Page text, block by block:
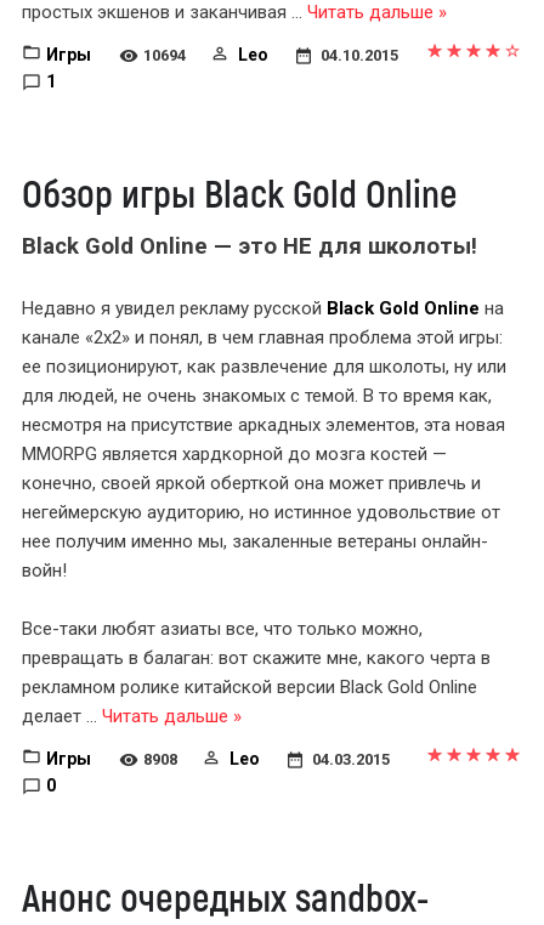
простых экшенов и заканчивая ... Читать дальше »
Игры 10694 Leo 04.10.2015
1
Обзор игры Black Gold Online
Black Gold Online — это НЕ для школоты!
Недавно я увидел рекламу русской Black Gold Online на
канале «2х2» и понял, в чем главная проблема этой игры:
ее позиционируют, как развлечение для школоты, ну или
для людей, не очень знакомых с темой. В то время как,
несмотря на присутствие аркадных элементов, эта новая
MMORPG является хардкорной до мозга костей —
конечно, своей яркой оберткой она может привлечь и
негеймерскую аудиторию, но истинное удовольствие от
нее получим именно мы, закаленные ветераны онлайн-
войн!
Все-таки любят азиаты все, что только можно,
превращать в балаган: вот скажите мне, какого черта в
рекламном ролике китайской версии Black Gold Online
делает ... Читать дальше »
Игры 8908 Leo 04.03.2015
0
Анонс очередных sandbox-